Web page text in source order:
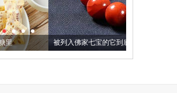
被列入佛家七宝的它到底有多美？